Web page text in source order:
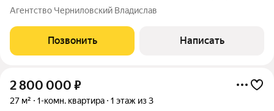
тихом первом этаже в новом доме. Не пугайтесь этажа здесь
это преимущество: никакой зависимости от лифта, удобный
вынос крупногабаритных
Агентство Черниловский Владислав
Позвонить Написать
2 800 000 ₽
27 м² 1-комн. квартира 1 этаж из 3